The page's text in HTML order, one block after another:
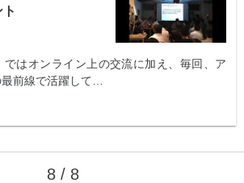
ではオンライン上の交流に加え、毎回、ア
前線で活躍して…
8 / 8